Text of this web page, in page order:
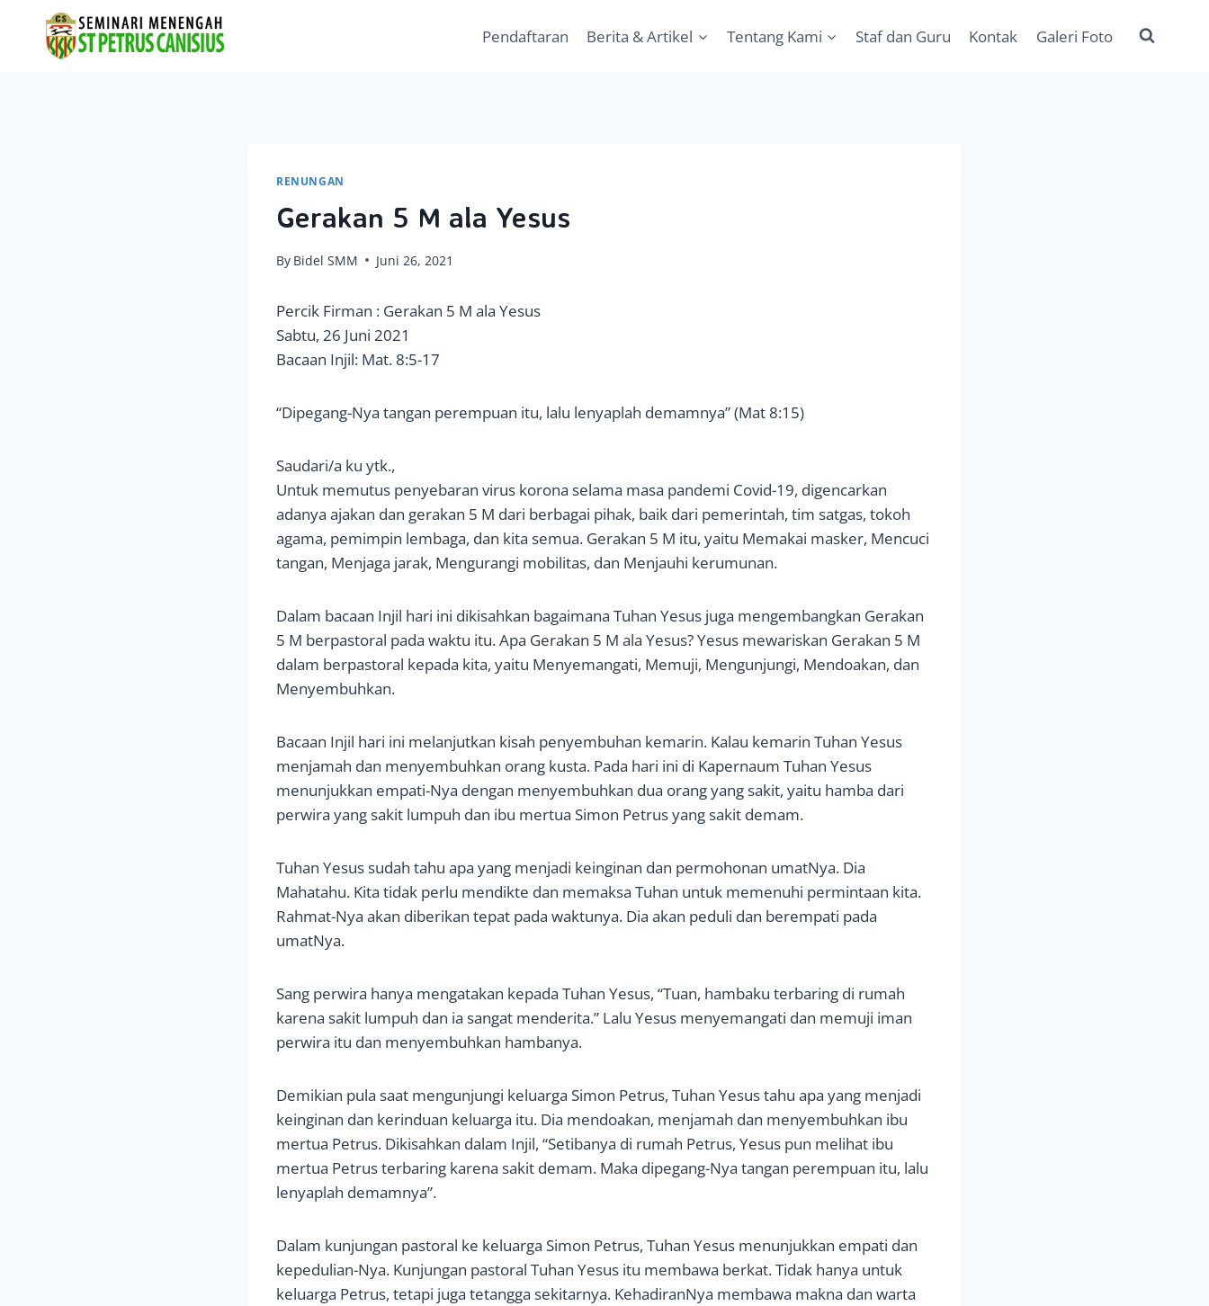
content
Pendaftaran Berita & Artikel Tentang Kami Staf dan Guru Kontak Galeri Foto
RENUNGAN
Gerakan 5 M ala Yesus
By Bidel SMM Juni 26, 2021
Percik Firman : Gerakan 5 M ala Yesus
Sabtu, 26 Juni 2021
Bacaan Injil: Mat. 8:5-17
“Dipegang-Nya tangan perempuan itu, lalu lenyaplah demamnya” (Mat 8:15)
Saudari/a ku ytk.,
Untuk memutus penyebaran virus korona selama masa pandemi Covid-19, digencarkan
adanya ajakan dan gerakan 5 M dari berbagai pihak, baik dari pemerintah, tim satgas, tokoh
agama, pemimpin lembaga, dan kita semua. Gerakan 5 M itu, yaitu Memakai masker, Mencuci
tangan, Menjaga jarak, Mengurangi mobilitas, dan Menjauhi kerumunan.
Dalam bacaan Injil hari ini dikisahkan bagaimana Tuhan Yesus juga mengembangkan Gerakan
5 M berpastoral pada waktu itu. Apa Gerakan 5 M ala Yesus? Yesus mewariskan Gerakan 5 M
dalam berpastoral kepada kita, yaitu Menyemangati, Memuji, Mengunjungi, Mendoakan, dan
Menyembuhkan.
Bacaan Injil hari ini melanjutkan kisah penyembuhan kemarin. Kalau kemarin Tuhan Yesus
menjamah dan menyembuhkan orang kusta. Pada hari ini di Kapernaum Tuhan Yesus
menunjukkan empati-Nya dengan menyembuhkan dua orang yang sakit, yaitu hamba dari
perwira yang sakit lumpuh dan ibu mertua Simon Petrus yang sakit demam.
Tuhan Yesus sudah tahu apa yang menjadi keinginan dan permohonan umatNya. Dia
Mahatahu. Kita tidak perlu mendikte dan memaksa Tuhan untuk memenuhi permintaan kita.
Rahmat-Nya akan diberikan tepat pada waktunya. Dia akan peduli dan berempati pada
umatNya.
Sang perwira hanya mengatakan kepada Tuhan Yesus, “Tuan, hambaku terbaring di rumah
karena sakit lumpuh dan ia sangat menderita.” Lalu Yesus menyemangati dan memuji iman
perwira itu dan menyembuhkan hambanya.
Demikian pula saat mengunjungi keluarga Simon Petrus, Tuhan Yesus tahu apa yang menjadi
keinginan dan kerinduan keluarga itu. Dia mendoakan, menjamah dan menyembuhkan ibu
mertua Petrus. Dikisahkan dalam Injil, “Setibanya di rumah Petrus, Yesus pun melihat ibu
mertua Petrus terbaring karena sakit demam. Maka dipegang-Nya tangan perempuan itu, lalu
lenyaplah demamnya”.
Dalam kunjungan pastoral ke keluarga Simon Petrus, Tuhan Yesus menunjukkan empati dan
kepedulian-Nya. Kunjungan pastoral Tuhan Yesus itu membawa berkat. Tidak hanya untuk
keluarga Petrus, tetapi juga tetangga sekitarnya. KehadiranNya membawa makna dan warta